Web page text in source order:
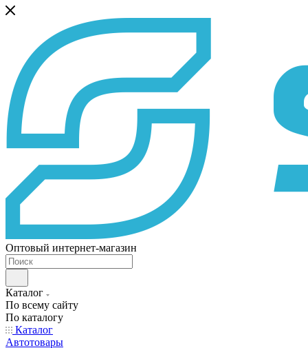
Оптовый интернет-магазин
Каталог
По всему сайту
По каталогу
Каталог
Автотовары